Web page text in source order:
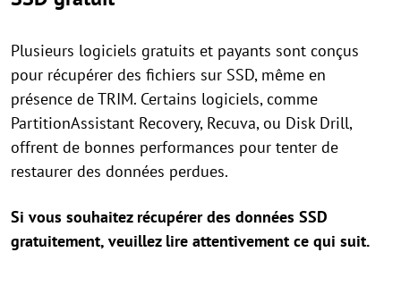
Plusieurs logiciels gratuits et payants sont conçus
pour récupérer des fichiers sur SSD, même en
présence de TRIM. Certains logiciels, comme
PartitionAssistant Recovery, Recuva, ou Disk Drill,
offrent de bonnes performances pour tenter de
restaurer des données perdues.
Si vous souhaitez récupérer des données SSD
gratuitement, veuillez lire attentivement ce qui suit.